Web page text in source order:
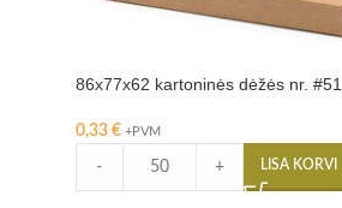
86x77x62 kartoninės dėžės nr. #51
0,33 € +PVM
- + LISA KORVI